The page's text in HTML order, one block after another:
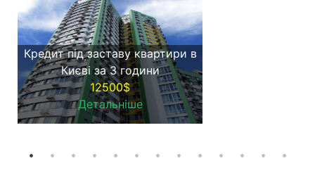
Кредит під заставу квартири в
Києві за 3 години
12500$
Детальніше